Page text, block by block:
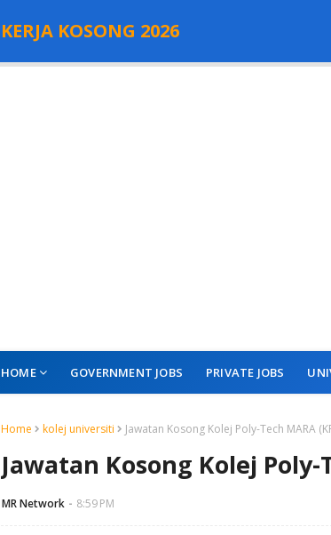
KERJA KOSONG 2026
HOME GOVERNMENT JOBS PRIVATE JOBS
Home kolej universiti Jawatan Kosong Kolej Poly-Tech MARA
Jawatan Kosong Kolej Poly-
MR Network 8:59 PM